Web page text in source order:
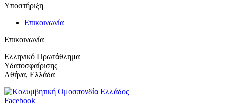
Υποστήριξη
Επικοινωνία
Επικοινωνία
Ελληνικό Πρωτάθλημα
Υδατοσφαίρισης
Αθήνα, Ελλάδα
Facebook